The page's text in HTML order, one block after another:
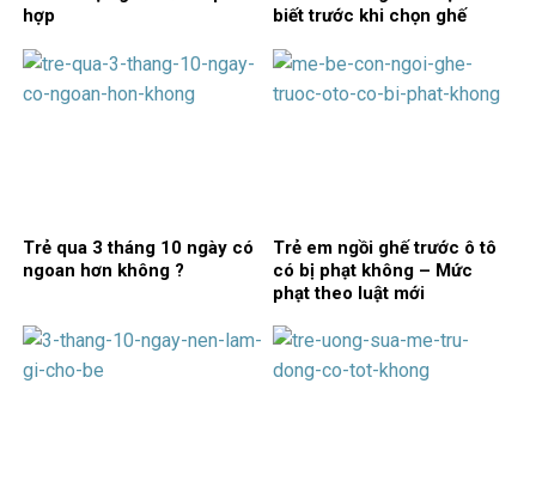
hợp
biết trước khi chọn ghế
Trẻ qua 3 tháng 10 ngày có
ngoan hơn không ?
Trẻ em ngồi ghế trước ô tô
có bị phạt không – Mức
phạt theo luật mới